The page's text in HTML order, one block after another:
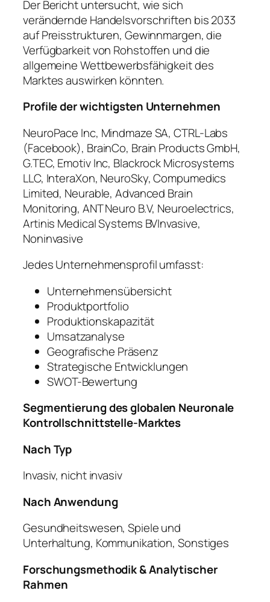
Der Bericht untersucht, wie sich
verändernde Handelsvorschriften bis 2033
auf Preisstrukturen, Gewinnmargen, die
Verfügbarkeit von Rohstoffen und die
allgemeine Wettbewerbsfähigkeit des
Marktes auswirken könnten.
Profile der wichtigsten Unternehmen
NeuroPace Inc, Mindmaze SA, CTRL-Labs
(Facebook), BrainCo, Brain Products GmbH,
G.TEC, Emotiv Inc, Blackrock Microsystems
LLC, InteraXon, NeuroSky, Compumedics
Limited, Neurable, Advanced Brain
Monitoring, ANT Neuro B.V, Neuroelectrics,
Artinis Medical Systems BVInvasive,
Noninvasive
Jedes Unternehmensprofil umfasst:
Unternehmensübersicht
Produktportfolio
Produktionskapazität
Umsatzanalyse
Geografische Präsenz
Strategische Entwicklungen
SWOT-Bewertung
Segmentierung des globalen Neuronale
Kontrollschnittstelle-Marktes
Nach Typ
Invasiv, nicht invasiv
Nach Anwendung
Gesundheitswesen, Spiele und
Unterhaltung, Kommunikation, Sonstiges
Forschungsmethodik & Analytischer
Rahmen